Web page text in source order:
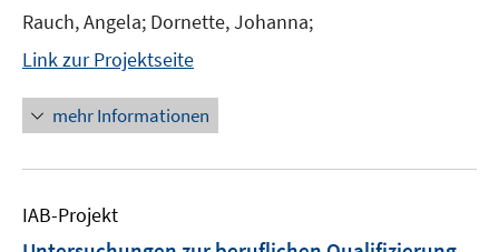
Rauch, Angela; Dornette, Johanna;
Link zur Projektseite
mehr Informationen
IAB-Projekt